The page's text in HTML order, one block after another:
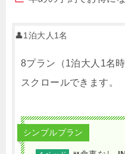
👤1泊大人1名
8プラン（1泊大人1名
スクロールできます。
シンプルプラン